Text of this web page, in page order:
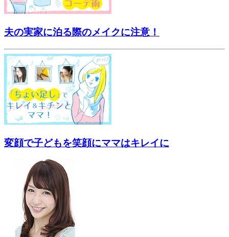
夫の実家に泊る際のメイクに注意！
変顔で子どもを笑顔にママはキレイに